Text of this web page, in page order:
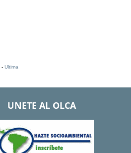
- Ultima
UNETE AL OLCA